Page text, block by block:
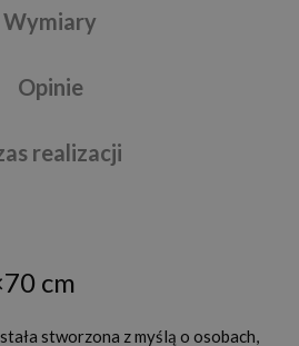
Wymiary
Opinie
realizacji
cm
stworzona z myślą o osobach,